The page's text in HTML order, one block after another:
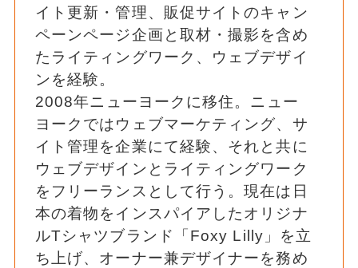
イト更新・管理、販促サイトのキャン
ペーンページ企画と取材・撮影を含め
たライティングワーク、ウェブデザイ
ンを経験。
2008年ニューヨークに移住。ニュー
ヨークではウェブマーケティング、サ
イト管理を企業にて経験、それと共に
ウェブデザインとライティングワーク
をフリーランスとして行う。現在は日
本の着物をインスパイアしたオリジナ
ルTシャツブランド「Foxy Lilly」を立
ち上げ、オーナー兼デザイナーを務め